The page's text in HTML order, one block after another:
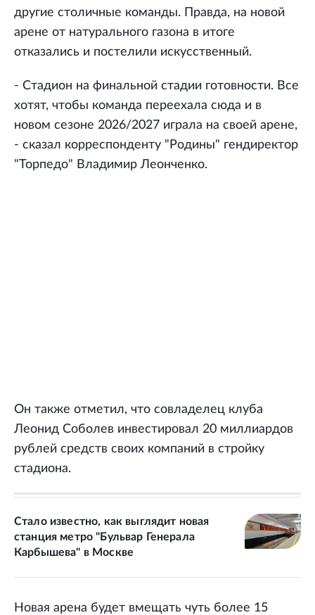
другие столичные команды. Правда, на новой
арене от натурального газона в итоге
отказались и постелили искусственный.
- Стадион на финальной стадии готовности. Все
хотят, чтобы команда переехала сюда и в
новом сезоне 2026/2027 играла на своей арене,
- сказал корреспонденту "Родины" гендиректор
"Торпедо" Владимир Леонченко.
Он также отметил, что совладелец клуба
Леонид Соболев инвестировал 20 миллиардов
рублей средств своих компаний в стройку
стадиона.
Стало известно, как выглядит новая
станция метро "Бульвар Генерала
Карбышева" в Москве
Новая арена будет вмещать чуть более 15